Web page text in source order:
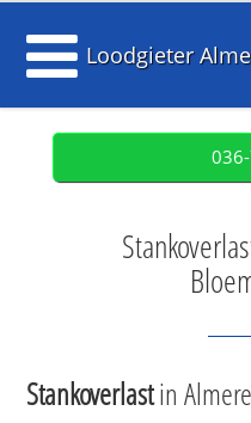
Loodgieter
Stankoverlastin Almere